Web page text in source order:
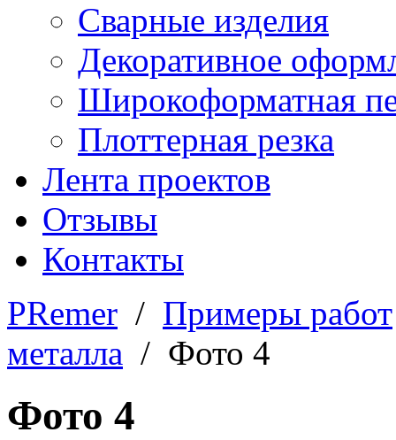
Сварные изделия
Декоративное
Широкоформатная
Плоттерная резка
Лента проектов
Отзывы
Контакты
PRemer / Примеры работ
металла / Фото 4
Фото 4